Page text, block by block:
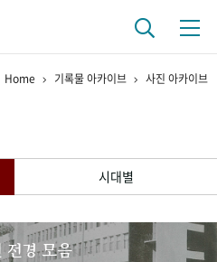
Home 기록물 아카이브 사진 아카이브
시대별
전경 모음